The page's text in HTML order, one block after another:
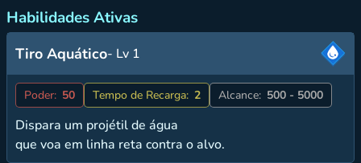
Habilidades Ativas
Tiro Aquático- Lv 1
Poder: 50 Tempo de Recarga: 2 Alcance: 500 - 5000
Dispara um projétil de água
que voa em linha reta contra o alvo.